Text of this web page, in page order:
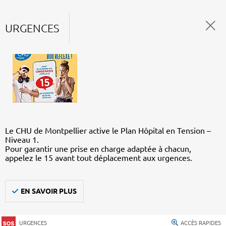
URGENCES
Le CHU de Montpellier active le Plan Hôpital en Tension –
Niveau 1.
Pour garantir une prise en charge adaptée à chacun,
appelez le 15 avant tout déplacement aux urgences.
EN SAVOIR PLUS
URGENCES ACCÈS RAPIDES